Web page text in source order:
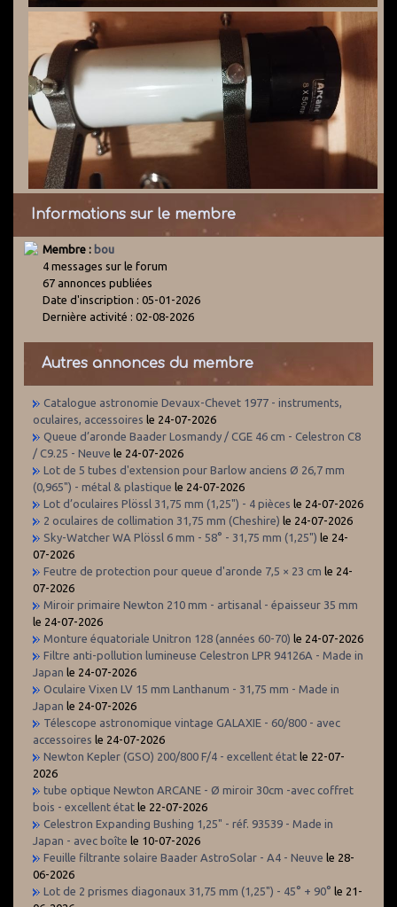
Informations sur le membre
Membre : bou
4 messages sur le forum
67 annonces publiées
Date d'inscription : 05-01-2026
Dernière activité : 02-08-2026
Autres annonces du membre
Catalogue astronomie Devaux-Chevet 1977 - instruments,
oculaires, accessoires le 24-07-2026
Queue d’aronde Baader Losmandy / CGE 46 cm - Celestron C8
/ C9.25 - Neuve le 24-07-2026
Lot de 5 tubes d'extension pour Barlow anciens Ø 26,7 mm
(0,965") - métal & plastique le 24-07-2026
Lot d’oculaires Plössl 31,75 mm (1,25") - 4 pièces le 24-07-2026
2 oculaires de collimation 31,75 mm (Cheshire) le 24-07-2026
Sky-Watcher WA Plössl 6 mm - 58° - 31,75 mm (1,25") le 24-
07-2026
Feutre de protection pour queue d'aronde 7,5 × 23 cm le 24-
07-2026
Miroir primaire Newton 210 mm - artisanal - épaisseur 35 mm
le 24-07-2026
Monture équatoriale Unitron 128 (années 60-70) le 24-07-2026
Filtre anti-pollution lumineuse Celestron LPR 94126A - Made in
Japan le 24-07-2026
Oculaire Vixen LV 15 mm Lanthanum - 31,75 mm - Made in
Japan le 24-07-2026
Télescope astronomique vintage GALAXIE - 60/800 - avec
accessoires le 24-07-2026
Newton Kepler (GSO) 200/800 F/4 - excellent état le 22-07-
2026
tube optique Newton ARCANE - Ø miroir 30cm -avec coffret
bois - excellent état le 22-07-2026
Celestron Expanding Bushing 1,25" - réf. 93539 - Made in
Japan - avec boîte le 10-07-2026
Feuille filtrante solaire Baader AstroSolar - A4 - Neuve le 28-
06-2026
Lot de 2 prismes diagonaux 31,75 mm (1,25") - 45° + 90° le 21-